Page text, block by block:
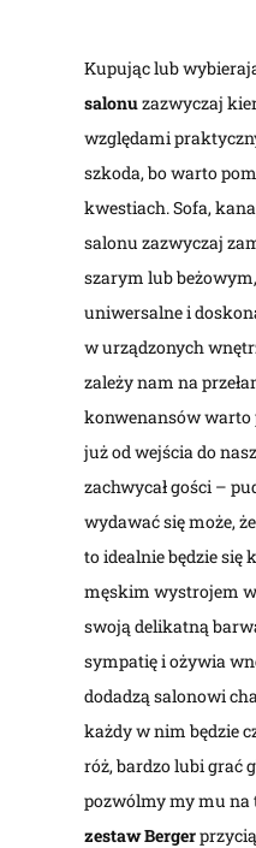
Kupując lub
salonu zazwyczaj
względami
szkoda, bo warto
kwestiach. Sofa,
salonu zazwyczaj
szarym lub
uniwersalne i
w urządzonych
zależy nam na
konwenansów warto
już od wejścia do
zachwycał gości –
wydawać się może,
to idealnie będzie się
męskim wystrojem
swoją delikatną
sympatię i ożywia
dodadzą salonowi
każdy w nim będzie
róż, bardzo lubi grać
pozwólmy my mu
zestaw Berger